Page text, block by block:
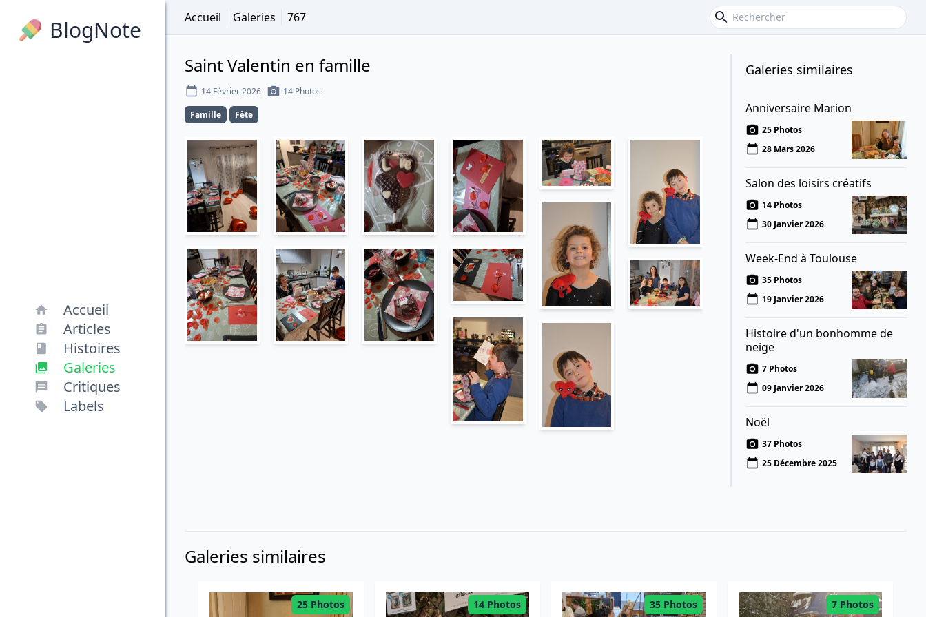
BlogNote
Accueil
Articles
Histoires
Galeries
Critiques
Labels
Accueil Galeries 767
Saint Valentin en famille
14 Février 2026
14 Photos
Famille
Fête
Galeries similaires
Anniversaire Marion
25 Photos
28 Mars 2026
Salon des loisirs créatifs
14 Photos
30 Janvier 2026
Week-End à Toulouse
35 Photos
19 Janvier 2026
Histoire d'un bonhomme de
neige
7 Photos
09 Janvier 2026
Noël
37 Photos
25 Décembre 2025
Galeries similaires
25 Photos 14 Photos 35 Photos 7 Photos